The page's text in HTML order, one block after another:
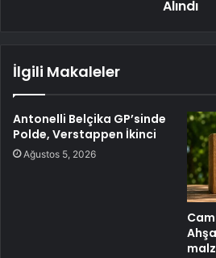
Alındı
İlgili Makaleler
Antonelli Belçika GP’sinde
Polde, Verstappen İkinci
Ağustos 5, 2026